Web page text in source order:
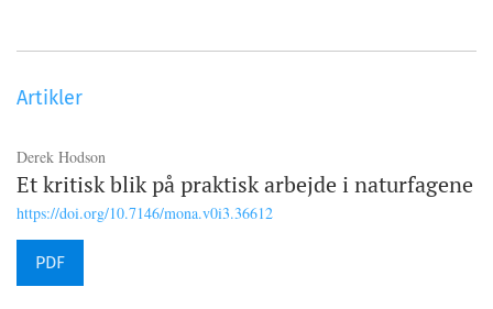
Artikler
Derek Hodson
Et kritisk blik på praktisk arbejde i naturfagene
https://doi.org/10.7146/mona.v0i3.36612
PDF